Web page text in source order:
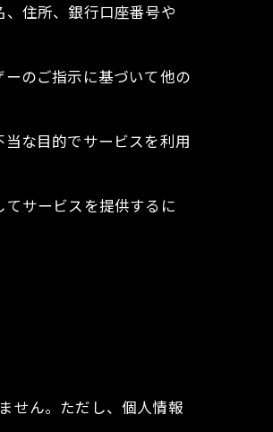
住所、銀行口座番号や
のご指示に基づいて他の
な目的でサービスを利用
サービスを提供するに
せん。ただし、個人情報